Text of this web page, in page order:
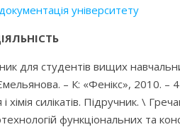
університету
для студентів вищих
– К: «Фенікс», 2010. –
і хімія силікатів. Підручник. \
функціональних та